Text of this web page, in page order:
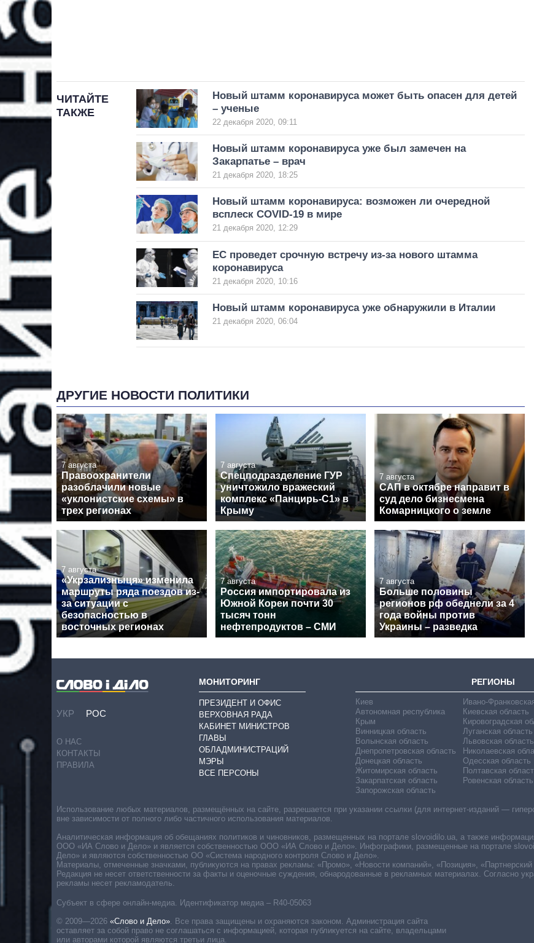
ЧИТАЙТЕ
ТАКЖЕ
Новый штамм коронавируса может быть опасен для детей
– ученые
22 декабря 2020, 09:11
Новый штамм коронавируса уже был замечен на
Закарпатье – врач
21 декабря 2020, 18:25
Новый штамм коронавируса: возможен ли очередной
всплеск COVID-19 в мире
21 декабря 2020, 12:29
ЕС проведет срочную встречу из-за нового штамма
коронавируса
21 декабря 2020, 10:16
Новый штамм коронавируса уже обнаружили в Италии
21 декабря 2020, 06:04
ДРУГИЕ НОВОСТИ ПОЛИТИКИ
7 августа
Правоохранители
разоблачили новые
«уклонистские схемы» в
трех регионах
7 августа
Спецподразделение ГУР
уничтожило вражеский
комплекс «Панцирь-С1» в
Крыму
7 августа
САП в октябре направит в
суд дело бизнесмена
Комарницкого о земле
7 августа
«Укрзализныця» изменила
маршруты ряда поездов из-
за ситуации с
безопасностью в
восточных регионах
7 августа
Россия импортировала из
Южной Кореи почти 30
тысяч тонн
нефтепродуктов – СМИ
7 августа
Больше половины
регионов рф обеднели за 4
года войны против
Украины – разведка
УКР РОС
О НАС
КОНТАКТЫ
ПРАВИЛА
МОНИТОРИНГ
ПРЕЗИДЕНТ И ОФИС
ВЕРХОВНАЯ РАДА
КАБИНЕТ МИНИСТРОВ
ГЛАВЫ
ОБЛАДМИНИСТРАЦИЙ
МЭРЫ
ВСЕ ПЕРСОНЫ
РЕГИОНЫ
Киев
Автономная республика
Крым
Винницкая область
Волынская область
Днепропетровская область
Донецкая область
Житомирская область
Закарпатская область
Запорожская область
Ивано-
Киевская область
Кировоградская
Луганская область
Львовская область
Николаевская
Одесская область
Полтавская
Ровенская область
Субъект в сфере онлайн-медиа. Идентификатор медиа – R40-05063
© 2009—2026 «Слово и Дело» Все права защищены и охраняются законом. Администрация сайта
оставляет за собой право не соглашаться с информацией, которая публикуется на сайте, владельцами
или авторами которой являются третьи лица.
Использование любых материалов, размещённых на сайте, разрешается при указании ссылки (для интернет-изданий —
вне зависимости от полного либо частичного использования материалов.
Аналитическая информация об обещаниях политиков и чиновников, размещенных на портале slovoidilo.ua, а также
ООО «ИА Слово и Дело» и является собственностью ООО «ИА Слово и Дело». Инфографики, размещенные на портале
Дело» и являются собственностью ОО «Система народного контроля Слово и Дело».
Материалы, отмеченные значками, публикуются на правах рекламы: «Промо», «Новости компаний», «Позиция»,
Редакция не несет ответственности за факты и оценочные суждения, обнародованные в рекламных материалах. Согласно
рекламы несет рекламодатель.